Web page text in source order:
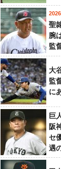
聖
腕
監
大
監
に
巨
阪
セ
遇